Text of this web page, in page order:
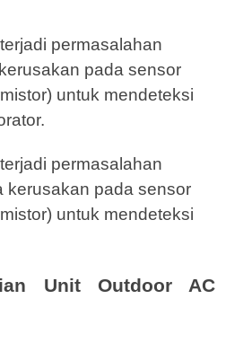
permasalahan
pada sensor
untuk mendeteksi
permasalahan
kerusakan pada sensor
untuk mendeteksi
Unit Outdoor AC